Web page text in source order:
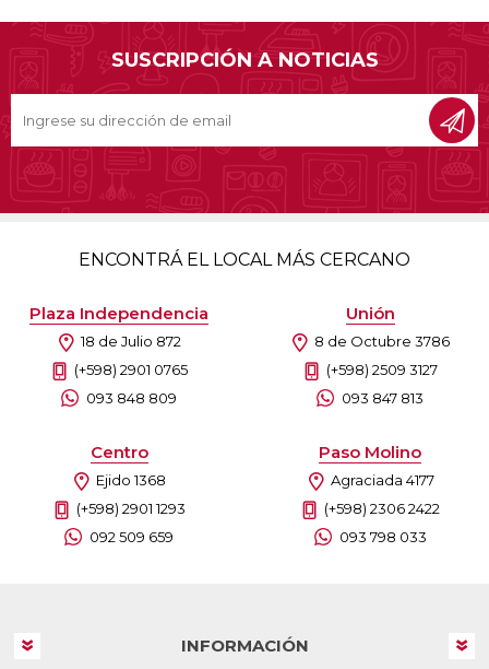
SUSCRIPCIÓN A NOTICIAS
ENCONTRÁ EL LOCAL MÁS CERCANO
Plaza Independencia
18 de Julio 872
(+598) 2901 0765
093 848 809
Unión
8 de Octubre 3786
(+598) 2509 3127
093 847 813
Centro
Ejido 1368
(+598) 2901 1293
092 509 659
Paso Molino
Agraciada 4177
(+598) 2306 2422
093 798 033
INFORMACIÓN